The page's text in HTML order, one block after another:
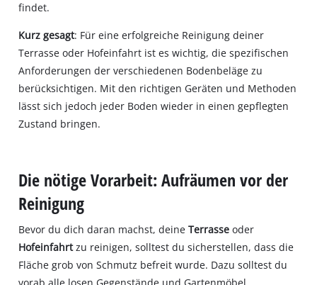
findet.
Kurz gesagt: Für eine erfolgreiche Reinigung deiner
Terrasse oder Hofeinfahrt ist es wichtig, die spezifischen
Anforderungen der verschiedenen Bodenbeläge zu
berücksichtigen. Mit den richtigen Geräten und Methoden
lässt sich jedoch jeder Boden wieder in einen gepflegten
Zustand bringen.
Die nötige Vorarbeit: Aufräumen vor der
Reinigung
Bevor du dich daran machst, deineTerrasseoder
Hofeinfahrtzu reinigen, solltest du sicherstellen, dass die
Fläche grob von Schmutz befreit wurde. Dazu solltest du